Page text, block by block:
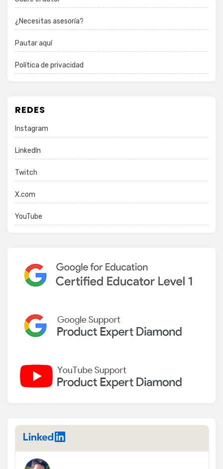
¿Necesitas asesoría?
Pautar aquí
Política de privacidad
REDES
Instagram
LinkedIn
Twitch
X.com
YouTube
LinkedIn